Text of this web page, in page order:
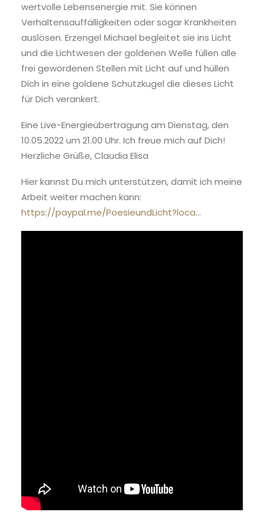
wertvolle Lebensenergie mit. Sie können
Verhaltensauffälligkeiten oder sogar Krankheiten
auslösen. Erzengel Michael begleitet sie ins Licht
und die Lichtwesen der goldenen Welle füllen alle
frei gewordenen Stellen mit Licht auf und hüllen
Dich in eine goldene Schutzkugel die dieses Licht
für Dich verankert.
Eine Live-Energieübertragung am Dienstag, den
10.05.2022 um 21.00 Uhr. Ich freue mich auf Dich!
Herzliche Grüße, Claudia Elisa
Hier kannst Du mich unterstützen, damit ich meine
Arbeit weiter machen kann:
https://paypal.me/PoesieundLicht?loca…